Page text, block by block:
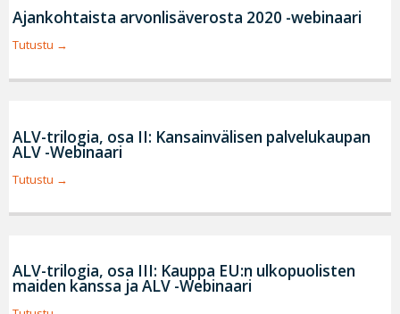
Ajankohtaista arvonlisäverosta 2020 -webinaari
Tutustu
ALV-trilogia, osa II: Kansainvälisen palvelukaupan
ALV -Webinaari
Tutustu
ALV-trilogia, osa III: Kauppa EU:n ulkopuolisten
maiden kanssa ja ALV -Webinaari